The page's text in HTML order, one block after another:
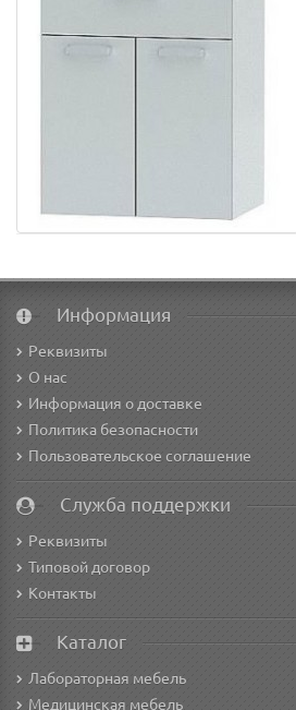
Информация
Реквизиты
О нас
Информация о доставке
Политика безопасности
Пользовательское соглашение
Служба поддержки
Реквизиты
Типовой договор
Контакты
Каталог
Лабораторная мебель
Медицинская мебель